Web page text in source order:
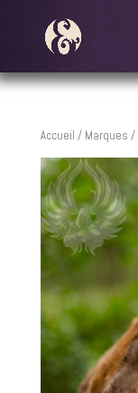
Accueil / Marques /